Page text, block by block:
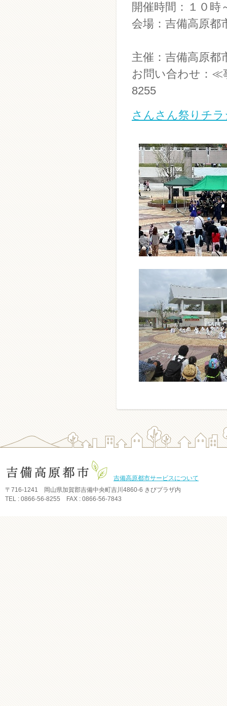
開催時間：１０
会場：吉備高原
主催：吉備高原都
お問い合わせ：≪
8255
さんさん祭りチ
吉備高原都市サービスについて
〒716-1241 岡山県加賀郡吉備中央町吉川4860-6 きびプラザ内
TEL : 0866-56-8255 FAX : 0866-56-7843